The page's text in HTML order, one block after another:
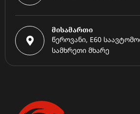
მისამართი
წეროვანი, E60
სამხრეთი მხარე